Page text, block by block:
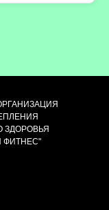
ЗДОРОВЬЯ
ФИТНЕС"